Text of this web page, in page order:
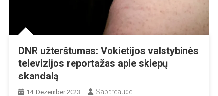
DNR užterštumas: Vokietijos valstybinės
televizijos reportažas apie skiepų
skandalą
14. Dezember 2023 Sapereaude